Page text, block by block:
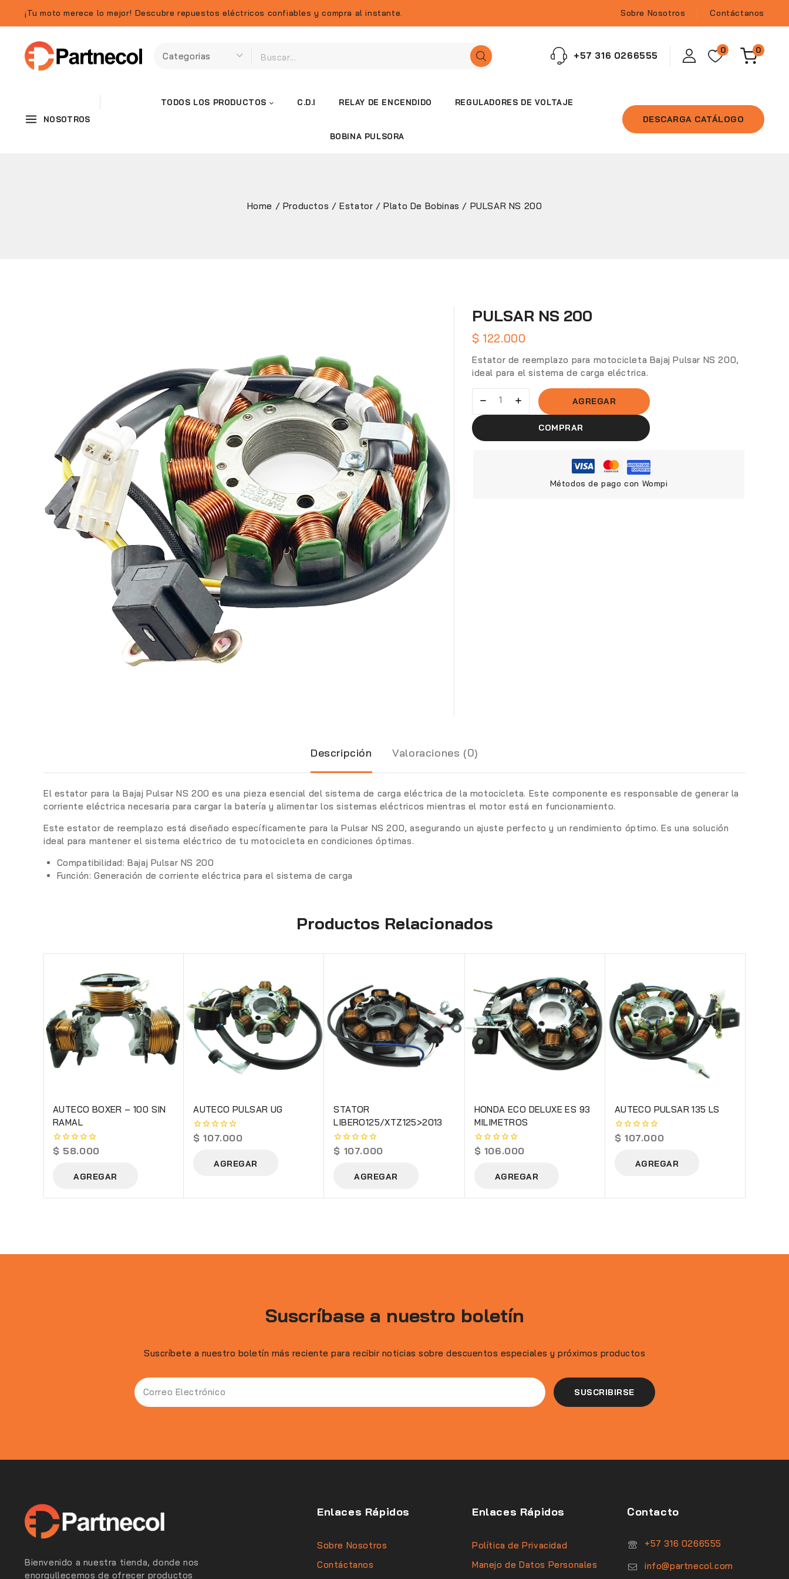
¡Tu moto merece lo mejor! Descubre repuestos eléctricos confiables y compra al instante. Sobre Nosotros Contáctanos
‪+57 316 0266555‬
0 0
NOSOTROS
TODOS LOS PRODUCTOS C.D.I RELAY DE ENCENDIDO REGULADORES DE VOLTAJE
BOBINA PULSORA
DESCARGA CATÁLOGO
Home / Productos / Estator / Plato De Bobinas / PULSAR NS 200
PULSAR NS 200
$ 122.000
Estator de reemplazo para motocicleta Bajaj Pulsar NS 200,
ideal para el sistema de carga eléctrica.
AGREGAR
COMPRAR
Métodos de pago con Wompi
Descripción Valoraciones (0)
El estator para la Bajaj Pulsar NS 200 es una pieza esencial del sistema de carga eléctrica de la motocicleta. Este componente es responsable de generar la
corriente eléctrica necesaria para cargar la batería y alimentar los sistemas eléctricos mientras el motor está en funcionamiento.
Este estator de reemplazo está diseñado específicamente para la Pulsar NS 200, asegurando un ajuste perfecto y un rendimiento óptimo. Es una solución
ideal para mantener el sistema eléctrico de tu motocicleta en condiciones óptimas.
Compatibilidad: Bajaj Pulsar NS 200
Función: Generación de corriente eléctrica para el sistema de carga
Productos Relacionados
AUTECO BOXER – 100 SIN
RAMAL
0
out
$ 58.000
AGREGAR
AUTECO PULSAR UG
0
out
$ 107.000
AGREGAR
STATOR
LIBERO125/XTZ125>2013
0
out
$ 107.000
AGREGAR
HONDA ECO DELUXE ES 93
MILIMETROS
0
out
$ 106.000
AGREGAR
AUTECO PULSAR 135 LS
0
out
$ 107.000
AGREGAR
Suscríbase a nuestro boletín
Suscríbete a nuestro boletín más reciente para recibir noticias sobre descuentos especiales y próximos productos
Bienvenido a nuestra tienda, donde nos
enorgullecemos de ofrecer productos
Enlaces Rápidos
Sobre Nosotros
Contáctanos
Enlaces Rápidos
Política de Privacidad
Manejo de Datos Personales
Contacto
‪+57 316 0266555‬
info@partnecol.com